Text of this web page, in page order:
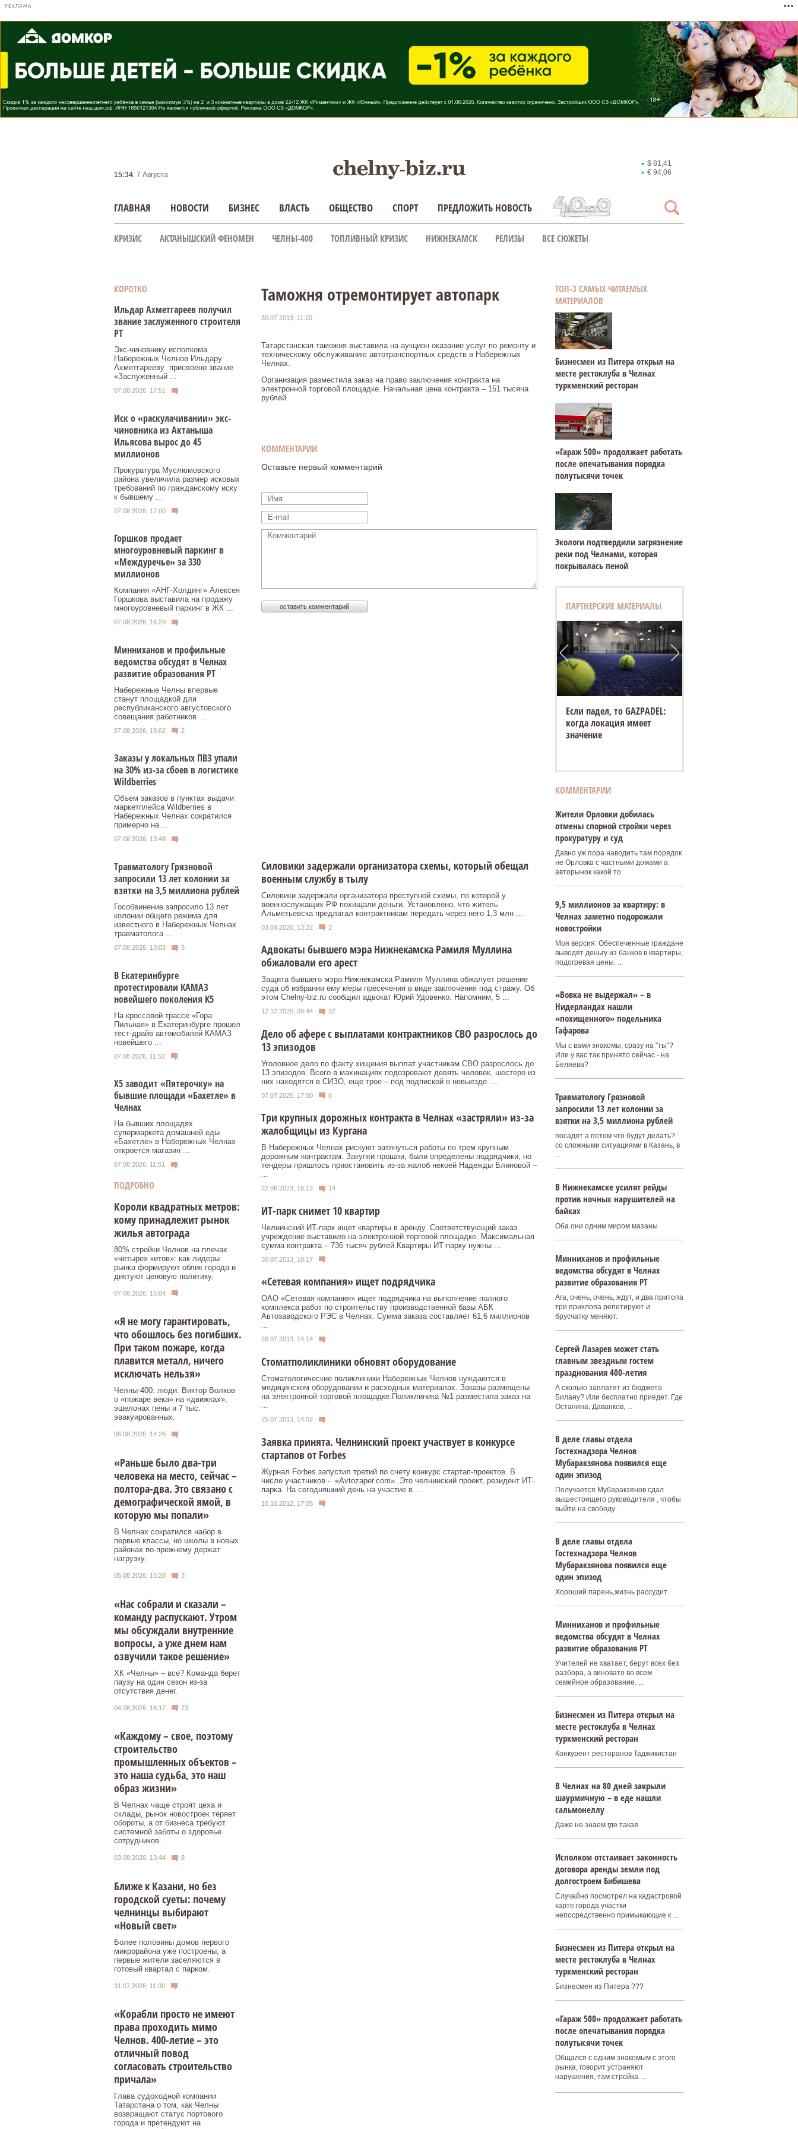
РЕКЛАМА
15:34, 7 Августа
$ 81,41
€ 94,06
ГЛАВНАЯ НОВОСТИ БИЗНЕС ВЛАСТЬ ОБЩЕСТВО СПОРТ ПРЕДЛОЖИТЬ НОВОСТЬ
КРИЗИС АКТАНЫШСКИЙ ФЕНОМЕН ЧЕЛНЫ-400 ТОПЛИВНЫЙ КРИЗИС НИЖНЕКАМСК РЕЛИЗЫ ВСЕ СЮЖЕТЫ
КОРОТКО
Ильдар Ахметгареев получил
звание заслуженного строителя
РТ
Экс‑чиновнику исполкома
Набережных Челнов Ильдару
Ахметгарееву присвоено звание
«Заслуженный ...
07.08.2026, 17:51
Иск о «раскулачивании» экс-
чиновника из Актаныша
Ильясова вырос до 45
миллионов
Прокуратура Муслюмовского
района увеличила размер исковых
требований по гражданскому иску
к бывшему ...
07.08.2026, 17:00
Горшков продает
многоуровневый паркинг в
«Междуречье» за 330
миллионов
Компания «АНГ-Холдинг» Алексея
Горшкова выставила на продажу
многоуровневый паркинг в ЖК ...
07.08.2026, 16:29
Минниханов и профильные
ведомства обсудят в Челнах
развитие образования РТ
Набережные Челны впервые
станут площадкой для
республиканского августовского
совещания работников ...
07.08.2026, 15:02 2
Заказы у локальных ПВЗ упали
на 30% из-за сбоев в логистике
Wildberries
Объем заказов в пунктах выдачи
маркетплейса Wildberries в
Набережных Челнах сократился
примерно на ...
07.08.2026, 13:48
Травматологу Грязновой
запросили 13 лет колонии за
взятки на 3,5 миллиона рублей
Гособвинение запросило 13 лет
колонии общего режима для
известного в Набережных Челнах
травматолога ...
07.08.2026, 13:03 5
В Екатеринбурге
протестировали КАМАЗ
новейшего поколения К5
На кроссовой трассе «Гора
Пильная» в Екатеринбурге прошел
тест-драйв автомобилей КАМАЗ
новейшего ...
07.08.2026, 11:52
Х5 заводит «Пятерочку» на
бывшие площади «Бахетле» в
Челнах
На бывших площадях
супермаркета домашней еды
«Бахетле» в Набережных Челнах
откроется магазин ...
07.08.2026, 11:51
ПОДРОБНО
Короли квадратных метров:
кому принадлежит рынок
жилья автограда
80% стройки Челнов на плечах
«четырех китов»: как лидеры
рынка формируют облик города и
диктуют ценовую политику.
07.08.2026, 15:04
«Я не могу гарантировать,
что обошлось без погибших.
При таком пожаре, когда
плавится металл, ничего
исключать нельзя»
Челны-400: люди. Виктор Волков
о «пожаре века» на «движках»,
эшелонах пены и 7 тыс.
эвакуированных.
06.08.2026, 14:26
«Раньше было два-три
человека на место, сейчас –
полтора-два. Это связано с
демографической ямой, в
которую мы попали»
В Челнах сократился набор в
первые классы, но школы в новых
районах по-прежнему держат
нагрузку.
05.08.2026, 15:28 3
«Нас собрали и сказали –
команду распускают. Утром
мы обсуждали внутренние
вопросы, а уже днем нам
озвучили такое решение»
ХК «Челны» – все? Команда берет
паузу на один сезон из-за
отсутствия денег.
04.08.2026, 16:17 73
«Каждому – свое, поэтому
строительство
промышленных объектов –
это наша судьба, это наш
образ жизни»
В Челнах чаще строят цеха и
склады, рынок новостроек теряет
обороты, а от бизнеса требуют
системной заботы о здоровье
сотрудников.
03.08.2026, 13:44 8
Ближе к Казани, но без
городской суеты: почему
челнинцы выбирают
«Новый свет»
Более половины домов первого
микрорайона уже построены, а
первые жители заселяются в
готовый квартал с парком.
31.07.2026, 11:00
«Корабли просто не имеют
права проходить мимо
Челнов. 400-летие – это
отличный повод
согласовать строительство
причала»
Глава судоходной компании
Татарстана о том, как Челны
возвращают статус портового
города и претендуют на
Таможня отремонтирует автопарк
30.07.2013, 11:20
Татарстанская таможня выставила на аукцион оказание услуг по ремонту и
техническому обслуживанию автотранспортных средств в Набережных
Челнах.
Организация разместила заказ на право заключения контракта на
электронной торговой площадке. Начальная цена контракта – 151 тысяча
рублей.
КОММЕНТАРИИ
Оставьте первый комментарий
Силовики задержали организатора схемы, который обещал
военным службу в тылу
Силовики задержали организатора преступной схемы, по которой у
военнослужащих РФ похищали деньги. Установлено, что житель
Альметьевска предлагал контрактникам передать через него 1,3 млн ...
03.04.2026, 13:22 2
Адвокаты бывшего мэра Нижнекамска Рамиля Муллина
обжаловали его арест
Защита бывшего мэра Нижнекамска Рамиля Муллина обжалует решение
суда об избрании ему меры пресечения в виде заключения под стражу. Об
этом Chelny-biz.ru сообщил адвокат Юрий Удовенко. Напомним, 5 ...
12.12.2025, 09:44 32
Дело об афере с выплатами контрактников СВО разрослось до
13 эпизодов
Уголовное дело по факту хищения выплат участникам СВО разрослось до
13 эпизодов. Всего в махинациях подозревают девять человек, шестеро из
них находятся в СИЗО, еще трое – под подпиской о невыезде. ...
07.07.2025, 17:00 8
Три крупных дорожных контракта в Челнах «застряли» из-за
жалобщицы из Кургана
В Набережных Челнах рискуют затянуться работы по трем крупным
дорожным контрактам. Закупки прошли, были определены подрядчики, но
тендеры пришлось приостановить из-за жалоб некоей Надежды Блиновой –
...
22.06.2023, 16:12 14
ИТ-парк снимет 10 квартир
Челнинский ИТ-парк ищет квартиры в аренду. Соответствующий заказ
учреждение выставило на электронной торговой площадке. Максимальная
сумма контракта – 736 тысяч рублей.Квартиры ИТ-парку нужны ...
30.07.2013, 10:17
«Сетевая компания» ищет подрядчика
ОАО «Сетевая компания» ищет подрядчика на выполнение полного
комплекса работ по строительству производственной базы АБК
Автозаводского РЭС в Челнах. Сумма заказа составляет 61,6 миллионов
...
26.07.2013, 14:14
Стоматполиклиники обновят оборудование
Стоматологические поликлиники Набережных Челнов нуждаются в
медицинском оборудовании и расходных материалах. Заказы размещены
на электронной торговой площадке.Поликлиника №1 разместила заказ на
...
25.07.2013, 14:02
Заявка принята. Челнинский проект участвует в конкурсе
стартапов от Forbes
Журнал Forbes запустил третий по счету конкурс стартап-проектов. В
числе участников - «Avtozaper.com». Это челнинский проект, резидент ИТ-
парка. На сегодняшний день на участие в ...
10.10.2012, 17:05
ТОП-3 САМЫХ ЧИТАЕМЫХ
МАТЕРИАЛОВ
Бизнесмен из Питера открыл на
месте рестоклуба в Челнах
туркменский ресторан
«Гараж 500» продолжает работать
после опечатывания порядка
полутысячи точек
Экологи подтвердили загрязнение
реки под Челнами, которая
покрывалась пеной
ПАРТНЕРСКИЕ МАТЕРИАЛЫ
Если падел, то GAZPADEL:
когда локация имеет
значение
КОММЕНТАРИИ
Жители Орловки добилась
отмены спорной стройки через
прокуратуру и суд
Давно уж пора наводить там порядок
не Орловка с частными домами а
авторынок какой то
9,5 миллионов за квартиру: в
Челнах заметно подорожали
новостройки
Моя версия: Обеспеченные граждане
выводят деньгу из банков в квартиры,
подогревая цены. ...
«Вовка не выдержал» – в
Нидерландах нашли
«похищенного» подельника
Гафарова
Мы с вами знакомы, сразу на "ты"?
Или у вас так принято сейчас - на
Беляева?
Травматологу Грязновой
запросили 13 лет колонии за
взятки на 3,5 миллиона рублей
посадят а потом что будут делать?
со сложными ситуациями в Казань, в
...
В Нижнекамске усилят рейды
против ночных нарушителей на
байках
Оба они одним миром мазаны
Минниханов и профильные
ведомства обсудят в Челнах
развитие образования РТ
Ага, очень, очень, ждут, и два притопа
три прихлопа репетируют и
брусчатку меняют.
Сергей Лазарев может стать
главным звездным гостем
празднования 400‑летия
А сколько заплатят из бюджета
Билану? Или бесплатно приедет. Где
Останина, Даванков, ...
В деле главы отдела
Гостехнадзора Челнов
Мубаракзянова появился еще
один эпизод
Получается Мубаракзянов сдал
вышестоящего руководителя , чтобы
выйти на свободу .
В деле главы отдела
Гостехнадзора Челнов
Мубаракзянова появился еще
один эпизод
Хороший парень,жизнь рассудит
Минниханов и профильные
ведомства обсудят в Челнах
развитие образования РТ
Учителей не хватает, берут всех без
разбора, а виновато во всем
семейное образование. ...
Бизнесмен из Питера открыл на
месте рестоклуба в Челнах
туркменский ресторан
Конкурент ресторанов Таджикистан
В Челнах на 80 дней закрыли
шаурмичную – в еде нашли
сальмонеллу
Даже не знаем где такая
Исполком отстаивает законность
договора аренды земли под
долгостроем Бибишева
Случайно посмотрел на кадастровой
карте города участки
непосредственно примыкающие к ...
Бизнесмен из Питера открыл на
месте рестоклуба в Челнах
туркменский ресторан
Бизнесмен из Питера ???
«Гараж 500» продолжает работать
после опечатывания порядка
полутысячи точек
Общался с одним знакомым с этого
рынка, говорит устраняют
нарушения, там стройка. ...